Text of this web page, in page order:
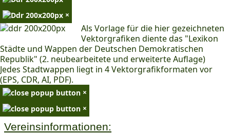
×
Als Vorlage für die hier gezeichneten
Vektorgrafiken diente das "Lexikon
Städte und Wappen der Deutschen Demokratischen
Republik" (2. neubearbeitete und erweiterte Auflage)
Jedes Stadtwappen liegt in 4 Vektorgrafikformaten vor
(EPS, CDR, AI, PDF).
×
×
Vereinsinformationen: